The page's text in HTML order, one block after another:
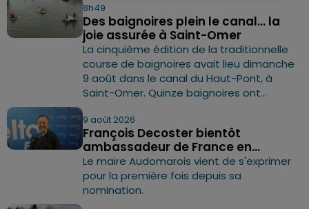
8h49
Des baignoires plein le canal... la
joie assurée à Saint-Omer
La cinquième édition de la traditionnelle
course de baignoires avait lieu dimanche
9 août dans le canal du Haut-Pont, à
Saint-Omer. Quinze baignoires ont...
9 août 2026
François Decoster bientôt
ambassadeur de France en...
Le maire Audomarois vient de s'exprimer
pour la première fois depuis sa
nomination.